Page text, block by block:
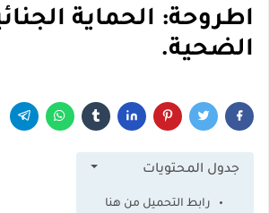
اطروحة: الحماية
الضحية.
جدول المحتويات
رابط التحميل من هنا